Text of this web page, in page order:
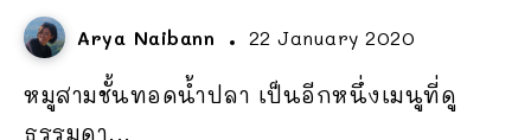
Arya Naibann 22 January 2020
หมูสามชั้นทอดน้ำปลา เป็นอีกหนึ่งเมนูที่ดู
ธรรมดา...